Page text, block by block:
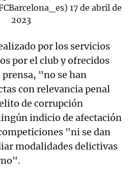
17 de abril de
2023
por los servicios
por el club y ofrecidos
"no se han
con relevancia penal
de corrupción
indicio de afectación
"ni se dan
modalidades delictivas